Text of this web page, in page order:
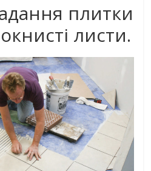
плитки
листи.